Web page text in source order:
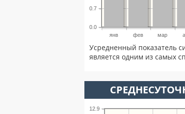
янв фев мар
0.0
0.7
Усредненный показатель
является одним из самых
12.9